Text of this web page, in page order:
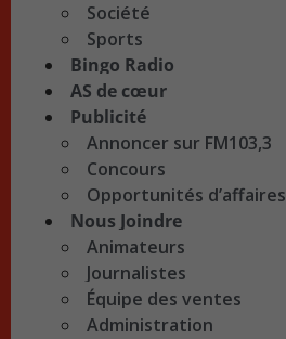
Société
Sports
Bingo Radio
AS de cœur
Publicité
Annoncer sur FM103,3
Concours
Opportunités d’affaires
Nous Joindre
Animateurs
Journalistes
Équipe des ventes
Administration